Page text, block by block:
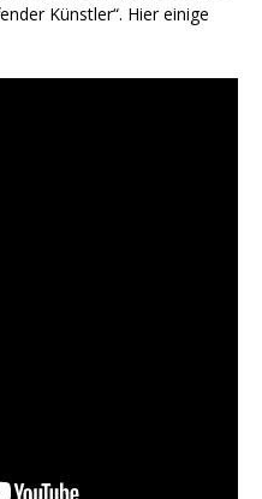
Künstler“. Hier einige